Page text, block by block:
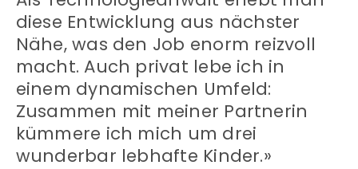
diese Entwicklung aus nächster
Nähe, was den Job enorm reizvoll
macht. Auch privat lebe ich in
einem dynamischen Umfeld:
Zusammen mit meiner Partnerin
kümmere ich mich um drei
wunderbar lebhafte Kinder.»